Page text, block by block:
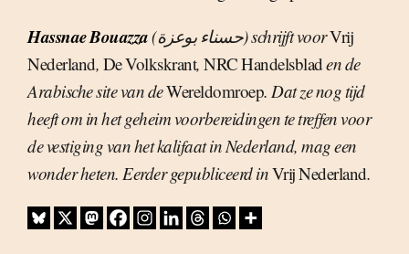
Hassnae Bouazza (حسناء بوعزة) schrijft voorVrij
Nederland, De Volkskrant, NRC Handelsbladen de
Arabische site van deWereldomroep. Dat ze nog tijd
heeft om in het geheim voorbereidingen te treffen voor
de vestiging van het kalifaat in Nederland, mag een
wonder heten. Eerder gepubliceerd inVrij Nederland.